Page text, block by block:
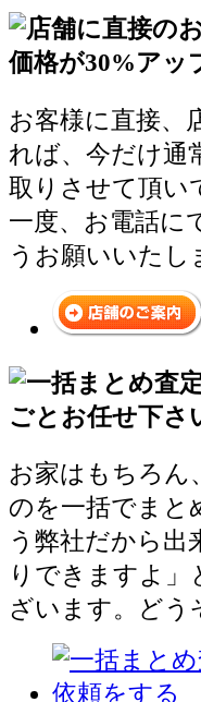
お客様に直接、
れば、今だけ通
取りさせて頂い
一度、お電話に
うお願いいたし
お家はもちろん
のを一括でまと
う弊社だから出
りできますよ」
ざいます。どう